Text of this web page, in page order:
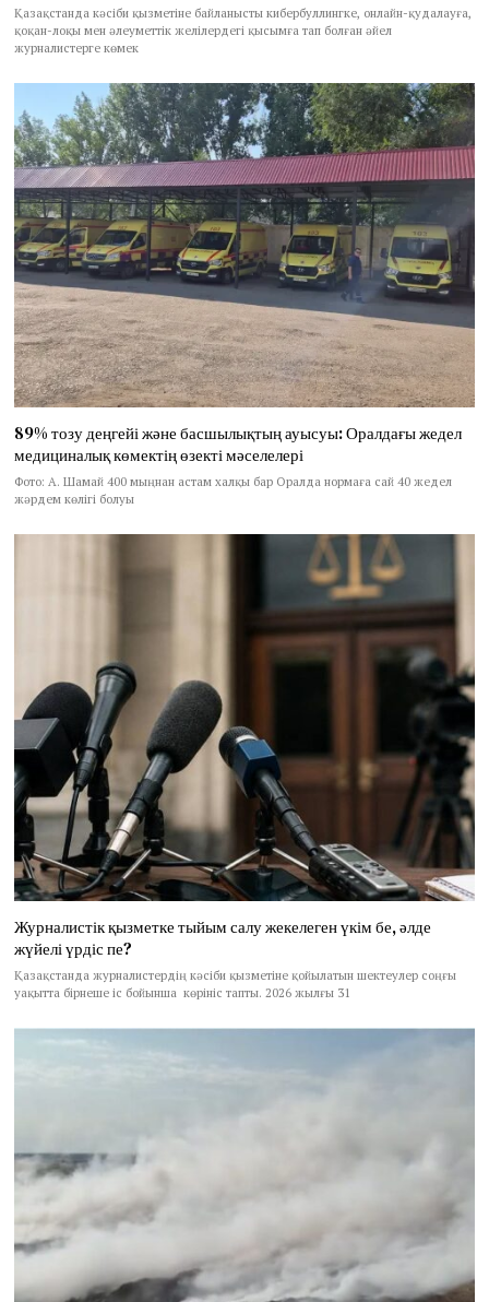
Қазақстанда кәсіби қызметіне байланысты кибербуллингке, онлайн-қудалауға,
қоқан-лоқы мен әлеуметтік желілердегі қысымға тап болған әйел
журналистерге көмек
89% тозу деңгейі және басшылықтың ауысуы: Оралдағы жедел
медициналық көмектің өзекті мәселелері
Фото: А. Шамай 400 мыңнан астам халқы бар Оралда нормаға сай 40 жедел
жәрдем көлігі болуы
Журналистік қызметке тыйым салу жекелеген үкім бе, әлде
жүйелі үрдіс пе?
Қазақстанда журналистердің кәсіби қызметіне қойылатын шектеулер соңғы
уақытта бірнеше іс бойынша көрініс тапты. 2026 жылғы 31